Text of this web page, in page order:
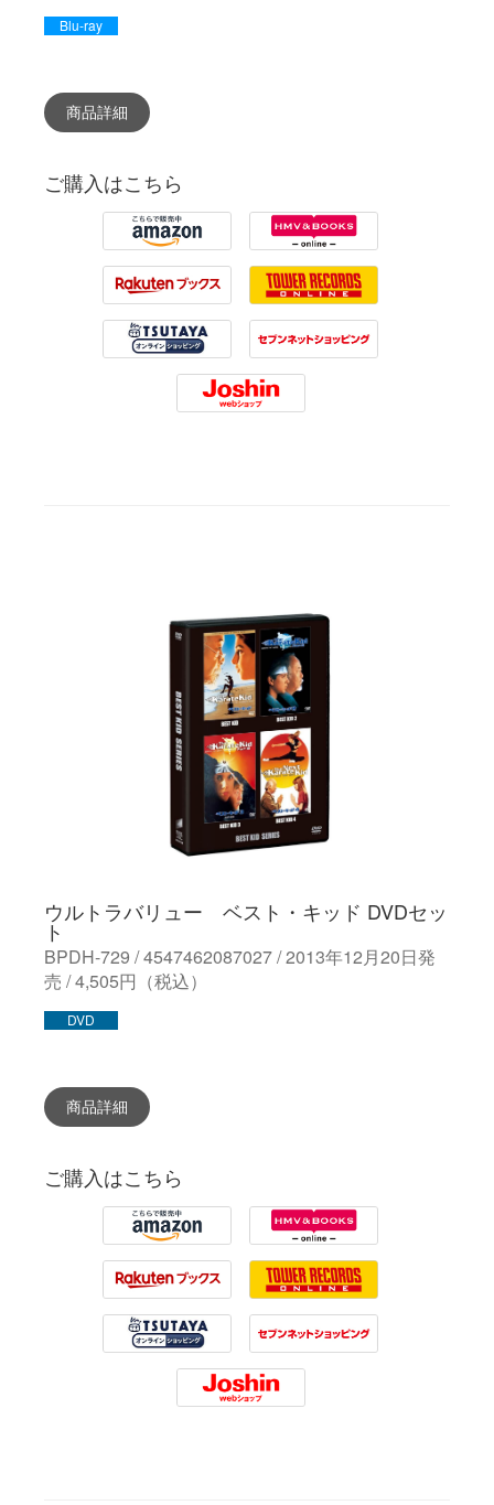
Blu-ray
商品詳細
ご購入はこちら
Amazon HMV
Rakuten Tower Records
Tsutaya 7net
Joshin
ウルトラバリュー ベスト・キッド DVDセッ
ト
BPDH-729 / 4547462087027 / 2013年12月20日発
売 / 4,505円（税込）
DVD
商品詳細
ご購入はこちら
Amazon HMV
Rakuten Tower Records
Tsutaya 7net
Joshin